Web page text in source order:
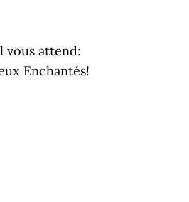
vous attend:
Enchantés!